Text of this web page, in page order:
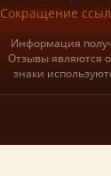
Сокращение
Информация
Отзывы являются
знаки